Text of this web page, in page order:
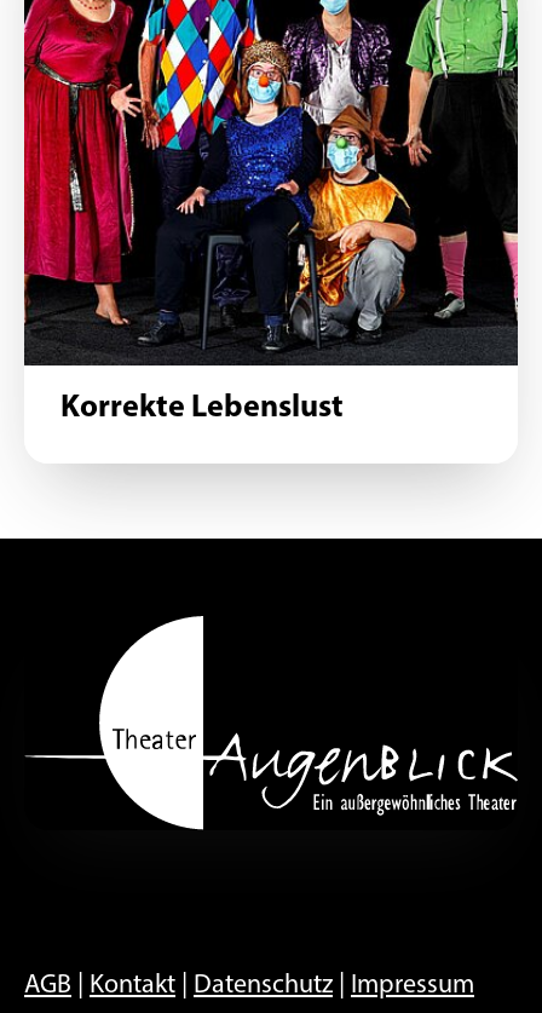
Korrekte Lebenslust
AGB Kontakt Datenschutz Impressum